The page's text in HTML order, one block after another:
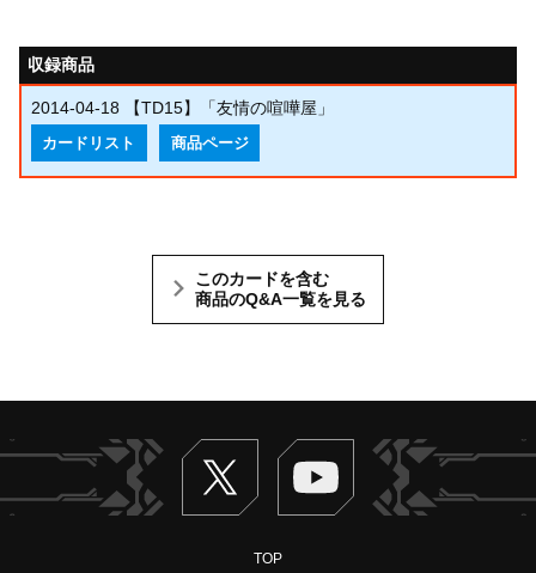
収録商品
2014-04-18 【TD15】「友情の喧嘩屋」
カードリスト 商品ページ
このカードを含む
商品のQ&A一覧を見る
Twitter ヴァンガードch
TOP